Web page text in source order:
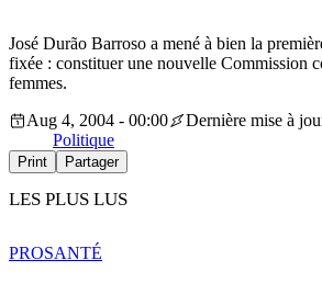
José Durão Barroso a mené à bien la
fixée : constituer une nouvelle Commission
femmes.
Aug 4, 2004 - 00:00
Dernière mise à
Politique
Print Partager
LES PLUS LUS
PROSANTÉ